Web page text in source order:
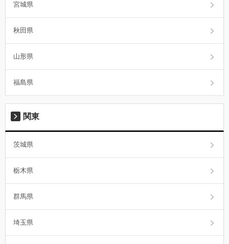
宮城県
秋田県
山形県
福島県
関東
茨城県
栃木県
群馬県
埼玉県